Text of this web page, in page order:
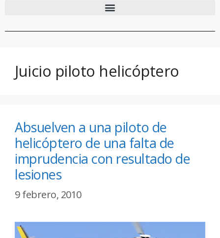
Juicio piloto helicóptero
Absuelven a una piloto de
helicóptero de una falta de
imprudencia con resultado de
lesiones
9 febrero, 2010